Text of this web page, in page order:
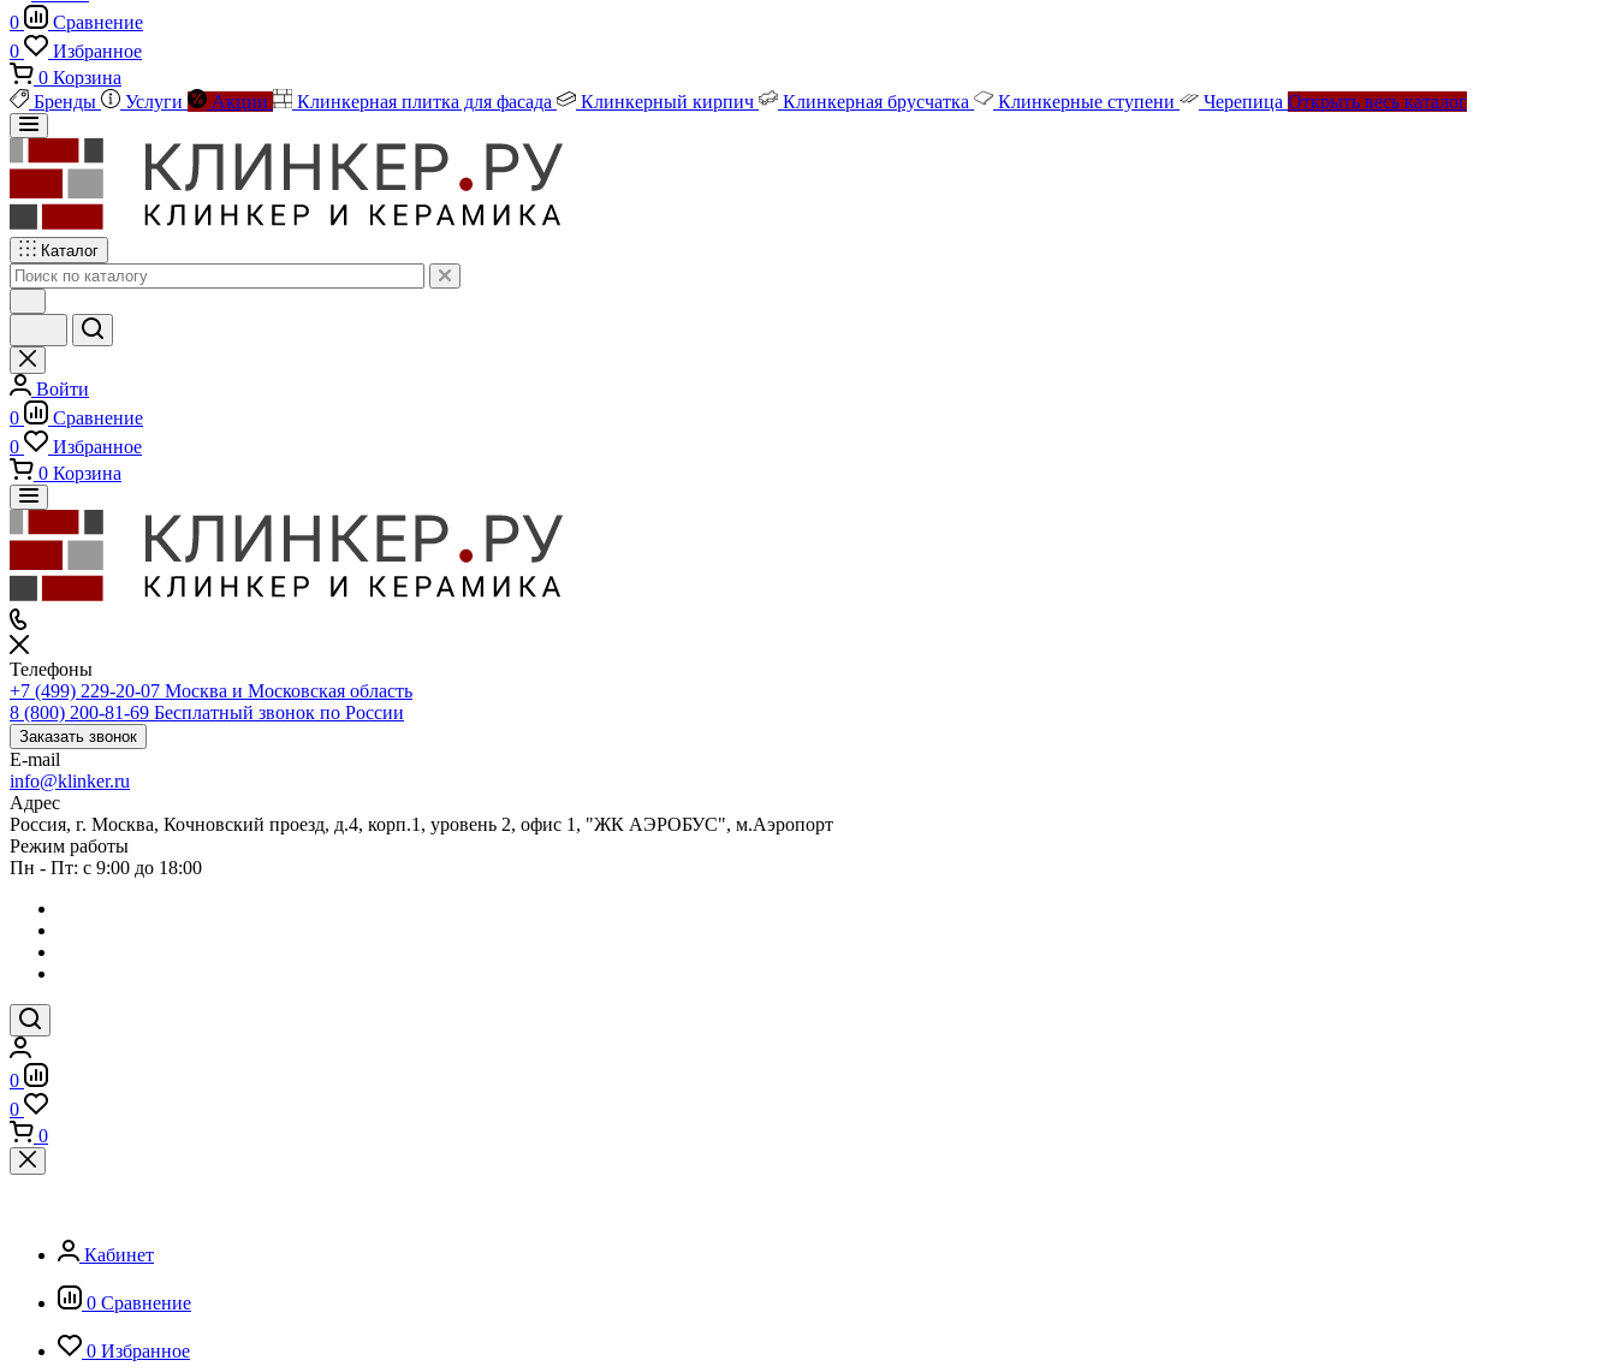
0
Сравнение
0
Избранное
0 Корзина
Бренды
Услуги Акции Клинкерная плитка для фасада Клинкерный кирпич Клинкерная брусчатка Клинкерные ступени Черепица Открыть весь каталог
Каталог
Войти
0
Сравнение
0
Избранное
0 Корзина
Телефоны
+7 (499) 229-20-07 Москва и Московская область
8 (800) 200-81-69 Бесплатный звонок по России
Заказать звонок
E-mail
info@klinker.ru
Адрес
Россия, г. Москва, Кочновский проезд, д.4, корп.1, уровень 2, офис 1, "ЖК АЭРОБУС", м.Аэропорт
Режим работы
Пн - Пт: с 9:00 до 18:00
0
0
0
Кабинет
0 Сравнение
0 Избранное